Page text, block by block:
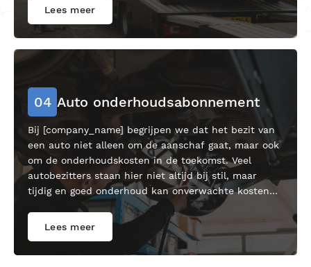
Lees meer
04 Auto onderhoudsabonnement
Bij [company_name] begrijpen we dat het bezit van
een auto niet alleen om de aanschaf gaat, maar ook
om de onderhoudskosten in de toekomst. Veel
autobezitters staan hier niet altijd bij stil, maar
tijdig en goed onderhoud kan onverwachte kosten
voorkomen en zorgt ervoor dat uw auto in
Lees meer